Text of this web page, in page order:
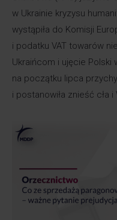
w Ukrainie kryzysu
wystąpiła do Komisji
i podatku VAT towarów
Ukraińcom i ujęcie Polski
na początku lipca
i postanowiła znieść cła i